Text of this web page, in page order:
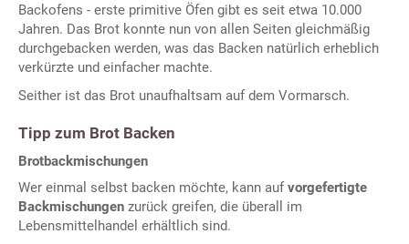
Backofens - erste primitive Öfen gibt es seit etwa 10.000
Jahren. Das Brot konnte nun von allen Seiten gleichmäßig
durchgebacken werden, was das Backen natürlich erheblich
verkürzte und einfacher machte.
Seither ist das Brot unaufhaltsam auf dem Vormarsch.
Tipp zum Brot Backen
Brotbackmischungen
Wer einmal selbst backen möchte, kann aufvorgefertigte
Backmischungen zurück greifen, die überall im
Lebensmittelhandel erhältlich sind.